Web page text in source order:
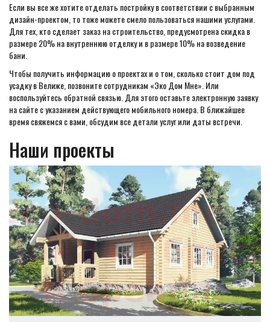
Если вы все же хотите отделать постройку в соответствии с выбранным
дизайн-проектом, то тоже можете смело пользоваться нашими услугами.
Для тех, кто сделает заказ на строительство, предусмотрена скидка в
размере 20% на внутреннюю отделку и в размере 10% на возведение
бани.
Чтобы получить информацию о проектах и о том, сколько стоит дом под
усадку в Велиже, позвоните сотрудникам «Эко Дом Мне». Или
воспользуйтесь обратной связью. Для этого оставьте электронную заявку
на сайте с указанием действующего мобильного номера. В ближайшее
время свяжемся с вами, обсудим все детали услуг или даты встречи.
Наши проекты